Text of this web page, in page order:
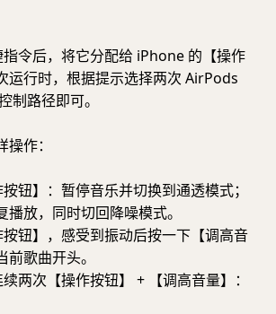
指令后，将它分配给 iPhone 的【操作
运行时，根据提示选择两次 AirPods
制路径即可。
作：
钮】：暂停音乐并切换到通透模式；
播放，同时切回降噪模式。
按钮】，感受到振动后按一下【调高音
歌曲开头。
两次【操作按钮】 + 【调高音量】：